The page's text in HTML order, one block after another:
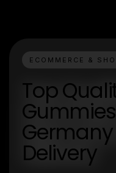
ECOMMERCE &
Top
Delivery